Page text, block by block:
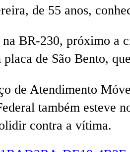
de 55 anos,
BR-230, próximo a
de São Bento,
de Atendimento
também esteve
contra a vítima.